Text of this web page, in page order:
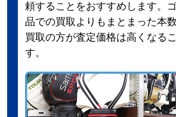
頼することをおすすめします。
品での買取よりもまとまった本
買取の方が査定価格は高くなる
す。